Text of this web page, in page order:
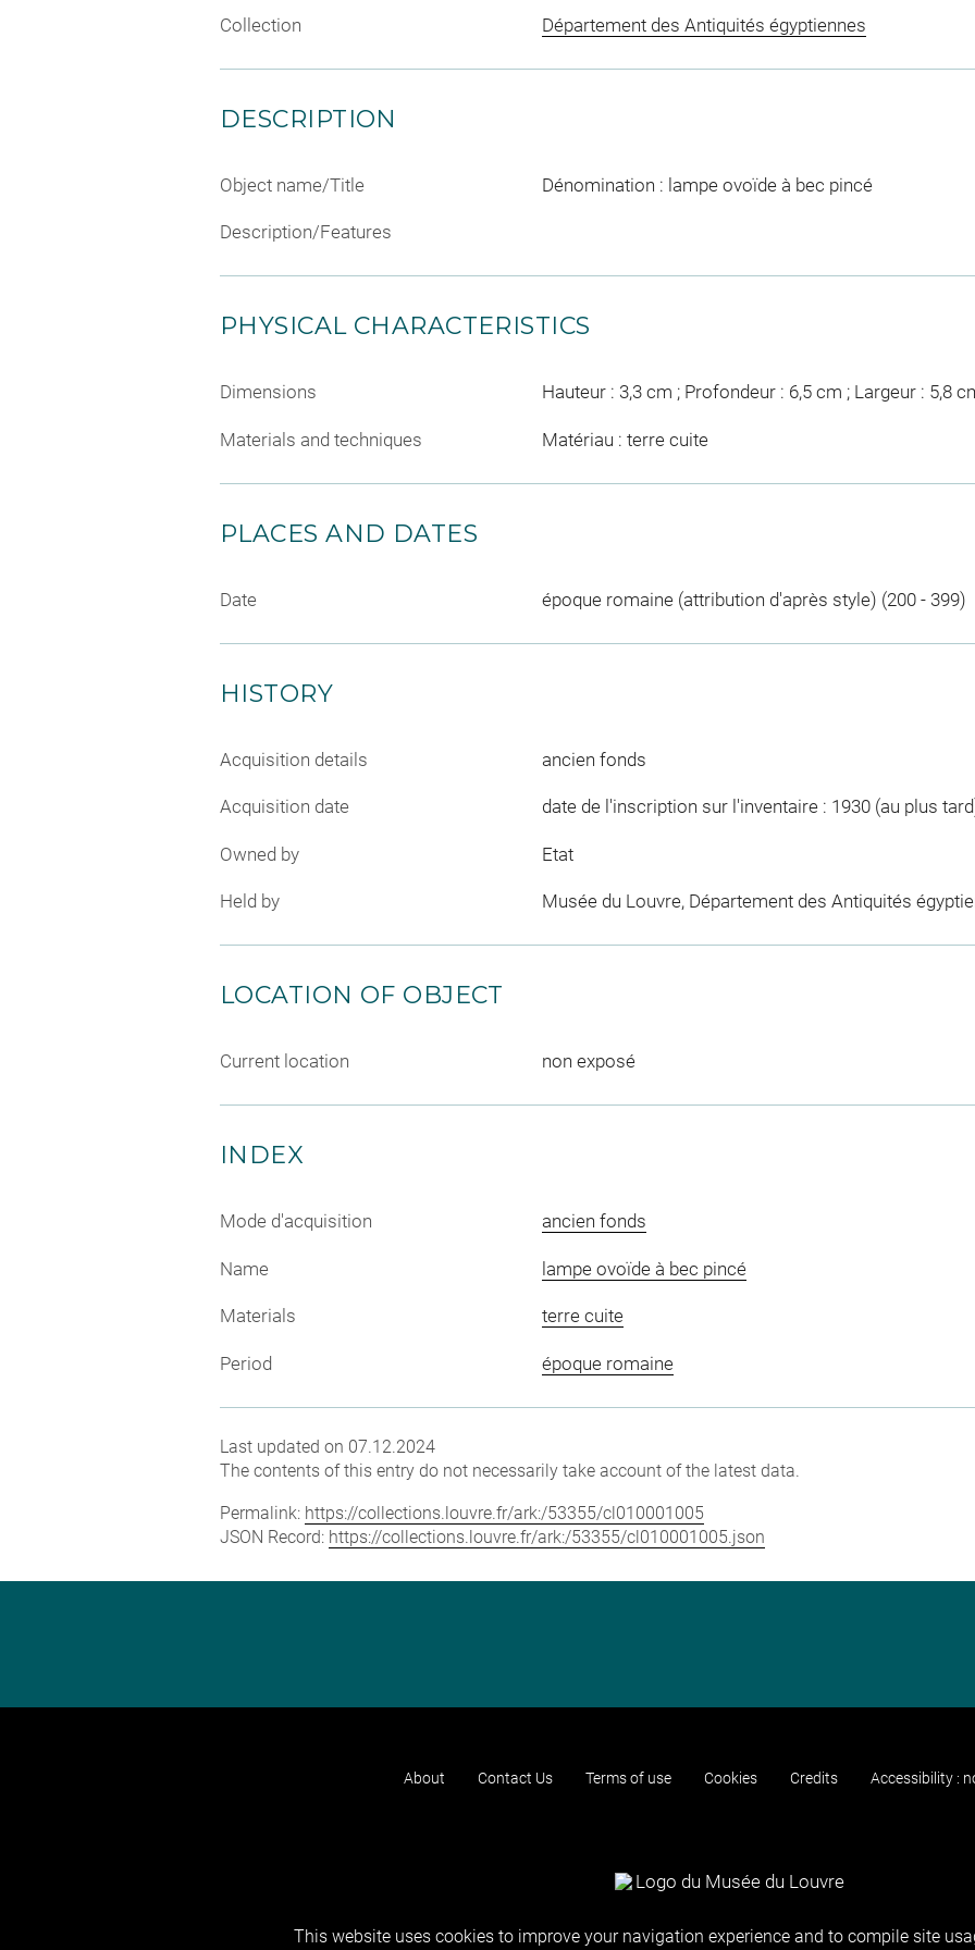
Collection Département des Antiquités égyptiennes
DESCRIPTION
Object name/Title Dénomination : lampe ovoïde à bec pincé
Description/Features
PHYSICAL CHARACTERISTICS
Dimensions Hauteur : 3,3 cm ; Profondeur : 6,5 cm ; Largeur : 5,8
Materials and techniques Matériau : terre cuite
PLACES AND DATES
Date époque romaine (attribution d'après style) (200 - 399)
HISTORY
Acquisition details ancien fonds
Acquisition date date de l'inscription sur l'inventaire : 1930 (au plus
Owned by Etat
Held by Musée du Louvre, Département des Antiquités
LOCATION OF OBJECT
Current location non exposé
INDEX
Mode d'acquisition ancien fonds
Name lampe ovoïde à bec pincé
Materials terre cuite
Period époque romaine
Last updated on 07.12.2024
The contents of this entry do not necessarily take account of the latest data.
Permalink: https://collections.louvre.fr/ark:/53355/cl010001005
JSON Record: https://collections.louvre.fr/ark:/53355/cl010001005.json
About Contact Us Terms of use Cookies Credits Accessibility :
This website uses cookies to improve your navigation experience and to compile site